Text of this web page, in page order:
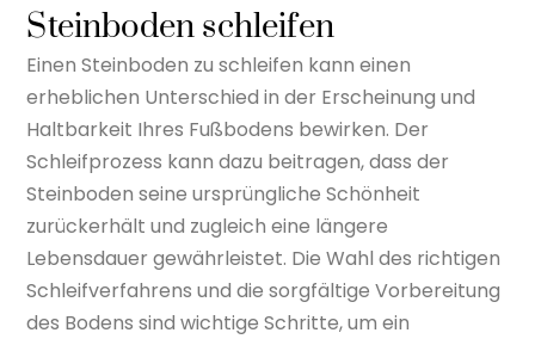
Steinboden schleifen
Einen Steinboden zu schleifen kann einen
erheblichen Unterschied in der Erscheinung und
Haltbarkeit Ihres Fußbodens bewirken. Der
Schleifprozess kann dazu beitragen, dass der
Steinboden seine ursprüngliche Schönheit
zurückerhält und zugleich eine längere
Lebensdauer gewährleistet. Die Wahl des richtigen
Schleifverfahrens und die sorgfältige Vorbereitung
des Bodens sind wichtige Schritte, um ein